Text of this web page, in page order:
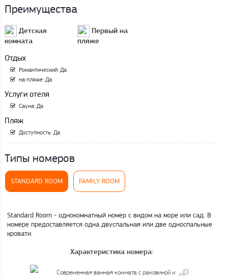
Преимущества
Детская
комната
Первый на
пляже
Отдых
Романтический: Да
на пляже: Да
Услуги отеля
Сауна: Да
Пляж
Доступность: Да
Типы номеров
STANDARD ROOM FAMILY ROOM
Standard Room - однокомнатный номер с видом на море или сад. В
номере предоставляется одна двуспальная или две односпальные
кровати.
Характеристика номера: